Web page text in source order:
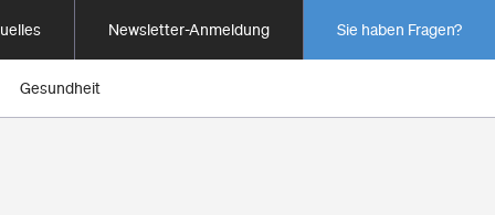
Newsletter-Anmeldung Sie haben Fragen?
Gesundheit